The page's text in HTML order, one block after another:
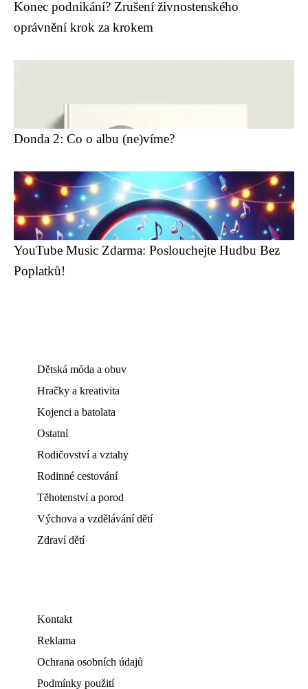
Konec podnikání? Zrušení živnostenského
oprávnění krok za krokem
Donda 2: Co o albu (ne)víme?
YouTube Music Zdarma: Poslouchejte Hudbu Bez
Poplatků!
Dětská móda a obuv
Hračky a kreativita
Kojenci a batolata
Ostatní
Rodičovství a vztahy
Rodinné cestování
Těhotenství a porod
Výchova a vzdělávání dětí
Zdraví dětí
Kontakt
Reklama
Ochrana osobních údajů
Podmínky použití